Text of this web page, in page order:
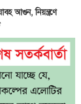
আগুন, নিয়ন্ত্রণে